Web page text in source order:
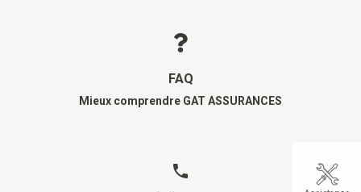
FAQ
Mieux comprendre GAT ASSURANCES